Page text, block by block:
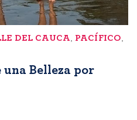
DEL CAUCA PACÍFICO
una Belleza por